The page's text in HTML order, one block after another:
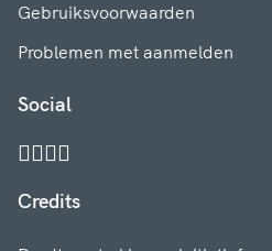
Gebruiksvoorwaarden
Problemen met aanmelden
Social
Credits